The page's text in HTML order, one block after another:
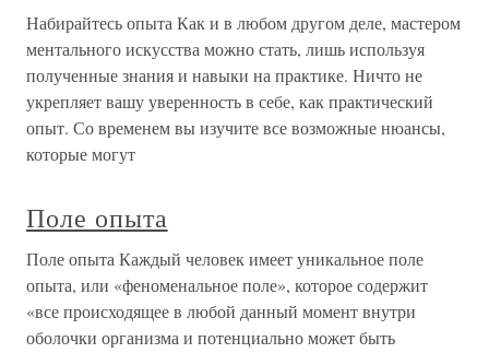
Набирайтесь опыта Как и в любом другом деле, мастером
ментального искусства можно стать, лишь используя
полученные знания и навыки на практике. Ничто не
укрепляет вашу уверенность в себе, как практический
опыт. Со временем вы изучите все возможные нюансы,
которые могут
Поле опыта
Поле опыта Каждый человек имеет уникальное поле
опыта, или «феноменальное поле», которое содержит
«все происходящее в любой данный момент внутри
оболочки организма и потенциально может быть